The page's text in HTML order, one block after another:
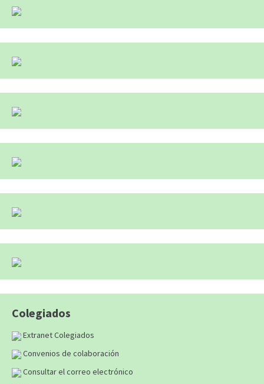
Colegiados
Extranet Colegiados
Convenios de colaboración
Consultar el correo electrónico